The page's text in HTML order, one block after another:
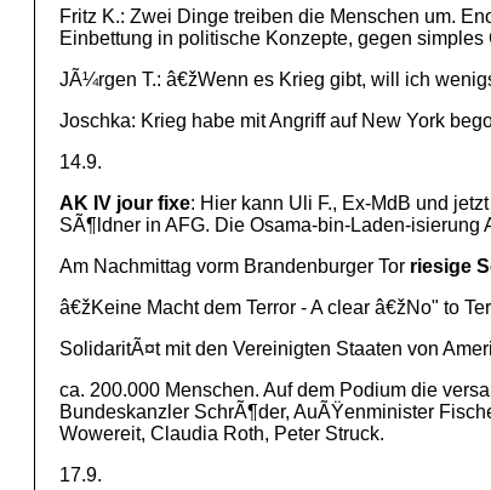
Fritz K.: Zwei Dinge treiben die Menschen um.
Einbettung in politische Konzepte, gegen simples
JÃ¼rgen T.: â€žWenn es Krieg gibt, will ich
Joschka: Krieg habe mit Angriff auf New York
14.9.
AK IV jour fixe: Hier kann Uli F., Ex-MdB und
SÃ¶ldner in AFG. Die Osama-bin-Laden-
Am Nachmittag vorm Brandenburger Tor riesige
â€žKeine Macht dem Terror - A clear â€žNo" to
SolidaritÃ¤t mit den Vereinigten Staaten von
ca. 200.000 Menschen. Auf dem Podium die
Bundeskanzler SchrÃ¶der, AuÃŸenminister
Wowereit, Claudia Roth, Peter Struck.
17.9.